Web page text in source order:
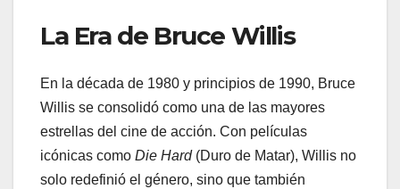
La Era de Bruce Willis
En la década de 1980 y principios de 1990, Bruce
Willis se consolidó como una de las mayores
estrellas del cine de acción. Con películas
icónicas como Die Hard(Duro de Matar), Willis no
solo redefinió el género, sino que también